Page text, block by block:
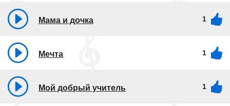
Мама и дочка 1
Мечта 1
Мой добрый учитель 1